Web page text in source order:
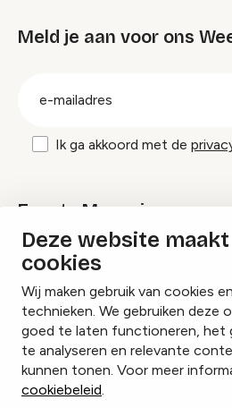
Deze website
cookies
Wij maken gebruik van cookies
technieken. We gebruiken deze
goed te laten functioneren, het
te analyseren en relevante
kunnen tonen. Voor meer
cookiebeleid.
Meld je aan voor ons
Ik ga akkoord met de
Events Magazine
Ik ontvang graag
InstagramFacebookLinkedIn